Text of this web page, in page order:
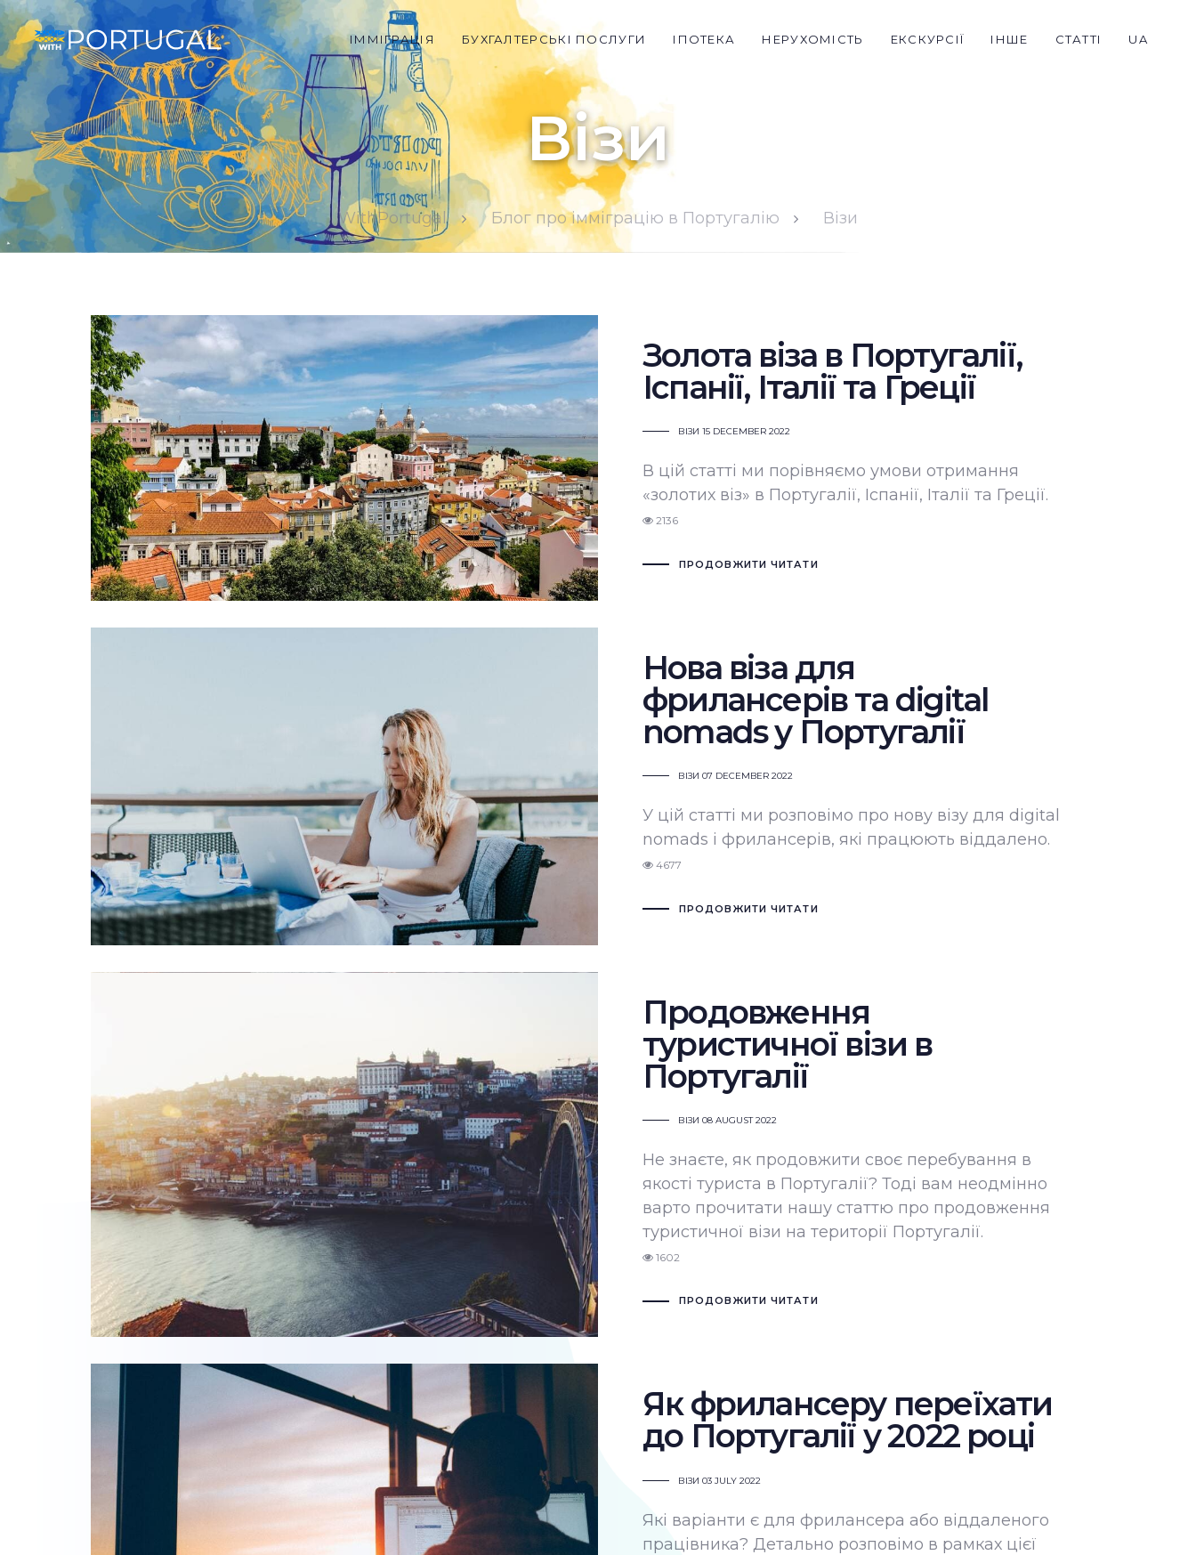
ІММІГРАЦІЯ БУХГАЛТЕРСЬКІ ПОСЛУГИ ІПОТЕКА НЕРУХОМІСТЬ ЕКСКУРСІЇ ІНШЕ СТАТТІ UA
Візи
WithPortugal Блог про імміграцію в Португалію Візи
Золота віза в Португалії,
Іспанії, Італії та Греції
ВІЗИ 15 DECEMBER 2022
В цій статті ми порівняємо умови отримання
«золотих віз» в Португалії, Іспанії, Італії та Греції.
2136
ПРОДОВЖИТИ ЧИТАТИ
Нова віза для
фрилансерів та digital
nomads у Португалії
ВІЗИ 07 DECEMBER 2022
У цій статті ми розповімо про нову візу для digital
nomads і фрилансерів, які працюють віддалено.
4677
ПРОДОВЖИТИ ЧИТАТИ
Продовження
туристичної візи в
Португалії
ВІЗИ 08 AUGUST 2022
Не знаєте, як продовжити своє перебування в
якості туриста в Португалії? Тоді вам неодмінно
варто прочитати нашу статтю про продовження
туристичної візи на території Португалії.
1602
ПРОДОВЖИТИ ЧИТАТИ
Як фрилансеру переїхати
до Португалії у 2022 році
ВІЗИ 03 JULY 2022
Які варіанти є для фрилансера або віддаленого
працівника? Детально розповімо в рамках цієї